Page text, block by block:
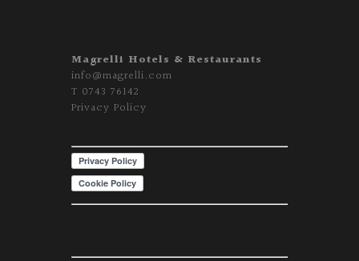
Magrelli Hotels & Restaurants
info@magrelli.com
T 0743 76142
Privacy Policy